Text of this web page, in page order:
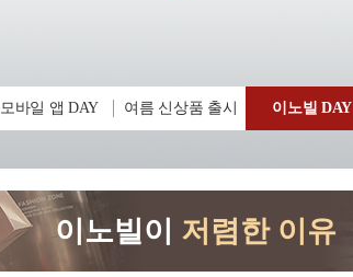
모바일 앱 DAY 여름 신상품 출시 이노빌 DAY
이노빌이 저렴한 이유